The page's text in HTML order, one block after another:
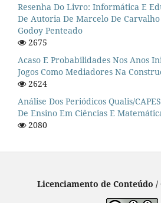
Resenha Do Livro: Informática E
De Autoria De Marcelo De
Godoy Penteado
2675
Acaso E Probabilidades Nos Anos
Jogos Como Mediadores Na
2624
Análise Dos Periódicos Qualis/
De Ensino Em Ciências E
2080
Licenciamento de Conteúdo /